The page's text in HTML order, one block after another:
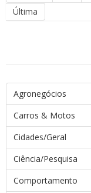
Última
Agronegócios
Carros & Motos
Cidades/Geral
Ciência/Pesquisa
Comportamento